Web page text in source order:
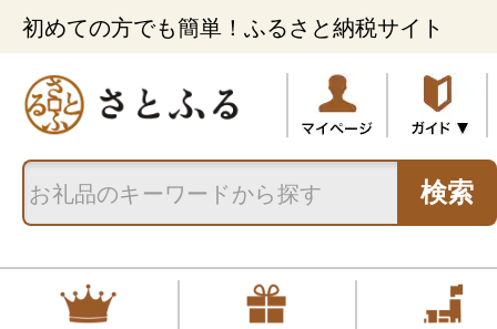
初めての方でも簡単！ふるさと納税サイト
検索